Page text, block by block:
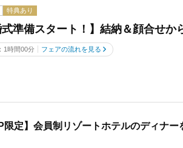
特典あり
式準備スタート！】結納＆顔合せか
1時間00分 フェアの流れを見る
限定】会員制リゾートホテルのディナー